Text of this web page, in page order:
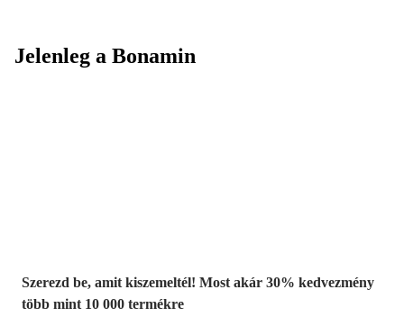
Jelenleg a Bonamin
Szerezd be, amit kiszemeltél! Most akár 30% kedvezmény
több mint 10 000 termékre